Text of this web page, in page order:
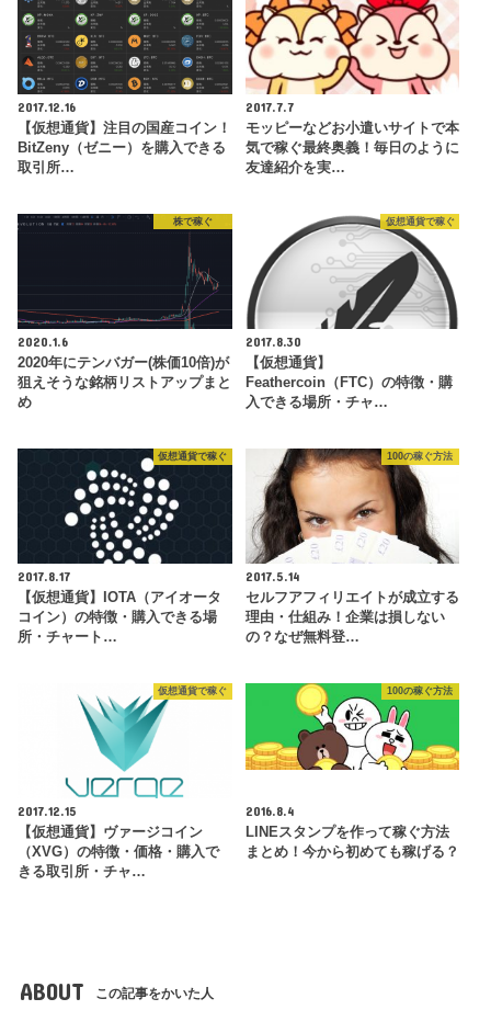
2017.12.16
【仮想通貨】注目の国産コイン！
BitZeny（ゼニー）を購入できる
取引所…
2017.7.7
モッピーなどお小遣いサイトで本
気で稼ぐ最終奥義！毎日のように
友達紹介を実…
株で稼ぐ
2020.1.6
2020年にテンバガー(株価10倍)が
狙えそうな銘柄リストアップまと
め
仮想通貨で稼ぐ
2017.8.30
【仮想通貨】
Feathercoin（FTC）の特徴・購
入できる場所・チャ…
仮想通貨で稼ぐ
2017.8.17
【仮想通貨】IOTA（アイオータ
コイン）の特徴・購入できる場
所・チャート…
100の稼ぐ方法
2017.5.14
セルフアフィリエイトが成立する
理由・仕組み！企業は損しない
の？なぜ無料登…
仮想通貨で稼ぐ
2017.12.15
【仮想通貨】ヴァージコイン
（XVG）の特徴・価格・購入で
きる取引所・チャ…
100の稼ぐ方法
2016.8.4
LINEスタンプを作って稼ぐ方法
まとめ！今から初めても稼げる？
ABOUT この記事をかいた人